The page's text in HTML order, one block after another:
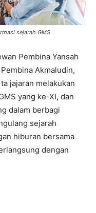
sejarah GMS
Pembina Yansah
Akmaludin,
jajaran melakukan
yang ke-XI, dan
dalam berbagi
sejarah
hiburan bersama
dengan